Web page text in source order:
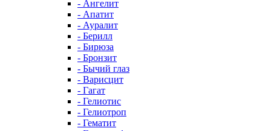
- Ангелит
- Апатит
- Ауралит
- Берилл
- Бирюза
- Бронзит
- Бычий глаз
- Варисцит
- Гагат
- Гелиотис
- Гелиотроп
- Гематит